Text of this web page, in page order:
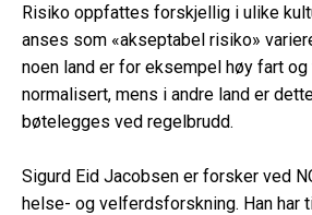
Risiko oppfattes forskjellig i ulike
anses som «akseptabel risiko»
noen land er for eksempel høy fart
normalisert, mens i andre land er
bøtelegges ved regelbrudd.
Sigurd Eid Jacobsen er forsker ved
helse- og velferdsforskning. Han har